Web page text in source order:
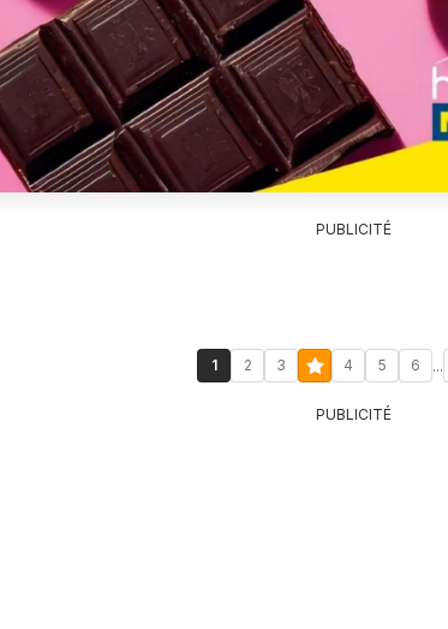
PUBLICITÉ
1 2 3 4 5 6 ...
PUBLICITÉ